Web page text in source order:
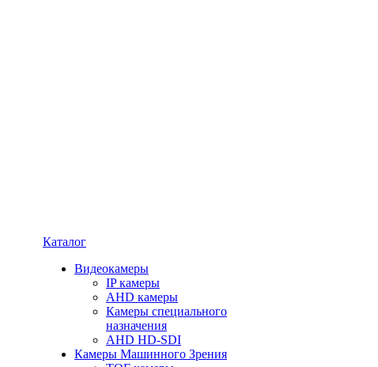
Каталог
Видеокамеры
IP камеры
AHD камеры
Камеры специального
назначения
AHD HD-SDI
Камеры Машинного Зрения